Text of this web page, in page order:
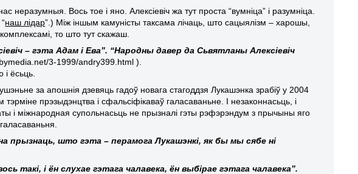
неразумныя. Вось тое і яно. Алексіевіч жа тут проста “вумніца” і разумніца.
наш лідар”.) Між іншым камуністы таксама лічаць, што сацыялізм – харошы,
то што тут скажаш.
– гэта Адам і Ева”. “Народны давер да Сьвятланы Алексіевіч
3-1999/andry399.html ).
ёсьць.
за апошнія дзевяць гадоў новага стагоддзя Лукашэнка зрабіў у 2004
прэзыдэнцтва і сфальсіфікаваў галасаваньне. І незаконнасьць, і
і міжнародная супольнасьць не прызналі гэты рэфэрэндум з прычыны яго
прызнаць, што гэта – перамога Лукашэнкі, як бы мы сябе ні
такі, і ён слухае гэтага чалавека, ён выбірае гэтага чалавека”.